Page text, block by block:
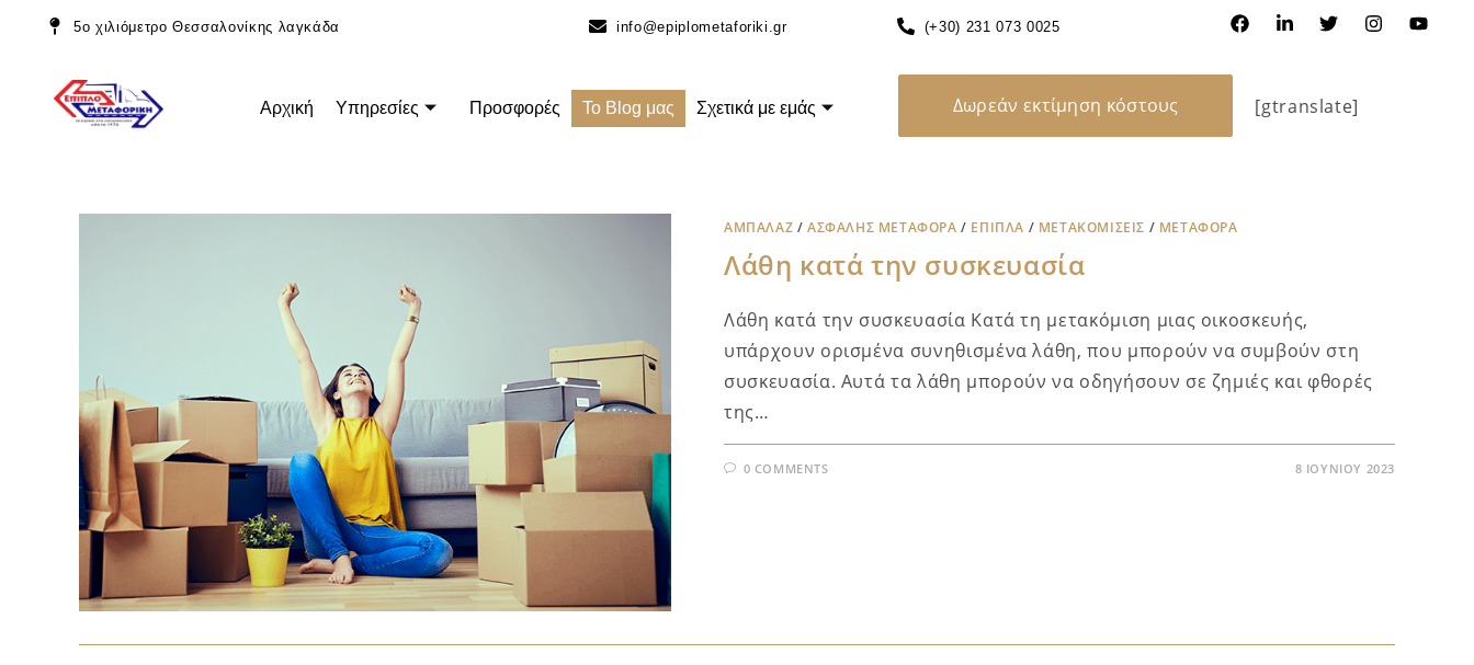
5ο χιλιόμετρο Θεσσαλονίκης λαγκάδα info@epiplometaforiki.gr (+30) 231 073 0025
Αρχική Υπηρεσίες Προσφορές Το Blog μας Σχετικά με εμάς Δωρεάν εκτίμηση κόστους [gtranslate]
ΑΜΠΑΛΆΖ /ΑΣΦΑΛΉΣ ΜΕΤΑΦΟΡΆ / ΕΠΙΠΛΑ / ΜΕΤΑΚΟΜΊΣΕΙΣ / ΜΕΤΑΦΟΡΑ
Λάθη κατά την συσκευασία
Λάθη κατά την συσκευασία Κατά τη μετακόμιση μιας οικοσκευής,
υπάρχουν ορισμένα συνηθισμένα λάθη, που μπορούν να συμβούν στη
συσκευασία. Αυτά τα λάθη μπορούν να οδηγήσουν σε ζημιές και φθορές
της…
0 COMMENTS 8 ΙΟΥΝΊΟΥ 2023